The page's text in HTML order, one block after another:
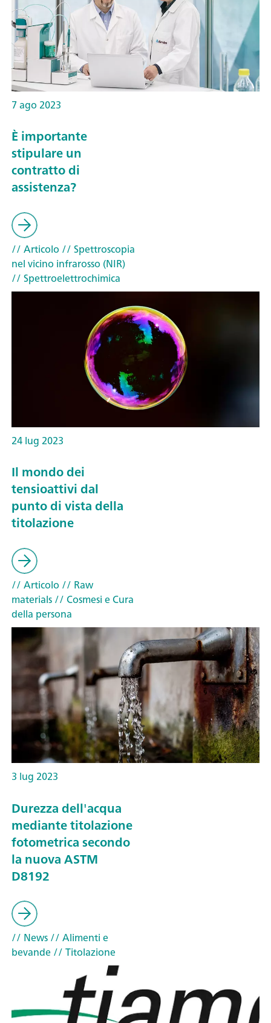
7 ago 2023
È importante
stipulare un
contratto di
assistenza?
// Articolo // Spettroscopia
nel vicino infrarosso (NIR)
// Spettroelettrochimica
24 lug 2023
Il mondo dei
tensioattivi dal
punto di vista della
titolazione
// Articolo // Raw
materials// Cosmesi e Cura
della persona
3 lug 2023
Durezza dell'acqua
mediante titolazione
fotometrica secondo
la nuova ASTM
D8192
// News// Alimenti e
bevande// Titolazione